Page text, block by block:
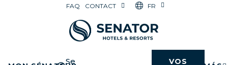
FAQ CONTACT FR
Se
VOS